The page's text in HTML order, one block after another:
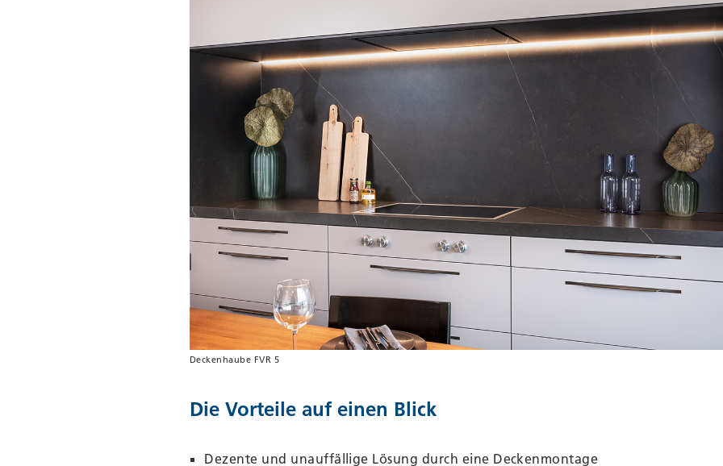
Deckenhaube FVR 5
Die Vorteile auf einen Blick
Dezente und unauffällige Lösung durch eine Deckenmontage